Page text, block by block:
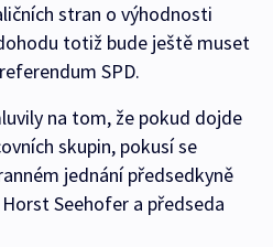
stran o výhodnosti
totiž bude ještě muset
SPD.
na tom, že pokud dojde
skupin, pokusí se
jednání předsedkyně
Seehofer a předseda